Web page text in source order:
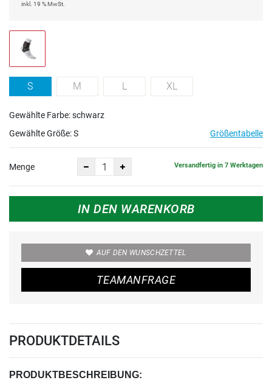
inkl. 19 % MwSt.
S M L XL
Gewählte Farbe: schwarz
Gewählte Größe:S Größentabelle
Menge Versandfertig in 7 Werktagen
IN DEN WARENKORB
AUF DEN WUNSCHZETTEL
TEAMANFRAGE
PRODUKTDETAILS
PRODUKTBESCHREIBUNG: